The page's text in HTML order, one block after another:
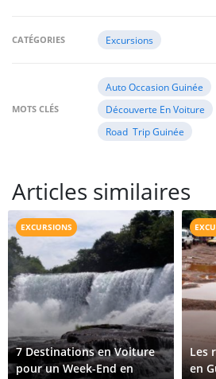
CATÉGORIES Excursions
MOTS CLÉS
Auto Occasion Guinée
Découverte En Voiture
Road Trip Guinée
Articles similaires
EXCURSIONS
7 Destinations en Voiture
pour un Week-End en
Les
en